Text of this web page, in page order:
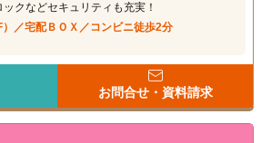
クなどセキュリティも充実！
／宅配ＢＯＸ／コンビニ徒歩2分
お問合せ・資料請求